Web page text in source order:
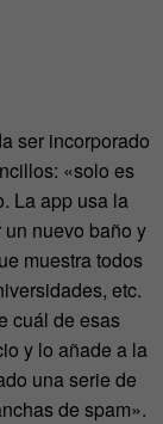
ser incorporado
«solo es
La app usa la
nuevo baño y
muestra todos
etc.
cuál de esas
y lo añade a la
una serie de
de spam».